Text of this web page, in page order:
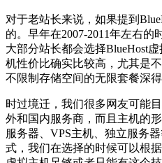
对于老站长来说，如果提到
的。早年在2007-2011年左右
大部分站长都会选择BlueHost
机性价比确实比较高，尤其是
不限制存储空间的无限套餐深得
时过境迁，我们很多网友可能
外和国内服务商，而且主机的
服务器、VPS主机、独立服务
式，我们在选择的时候可以根